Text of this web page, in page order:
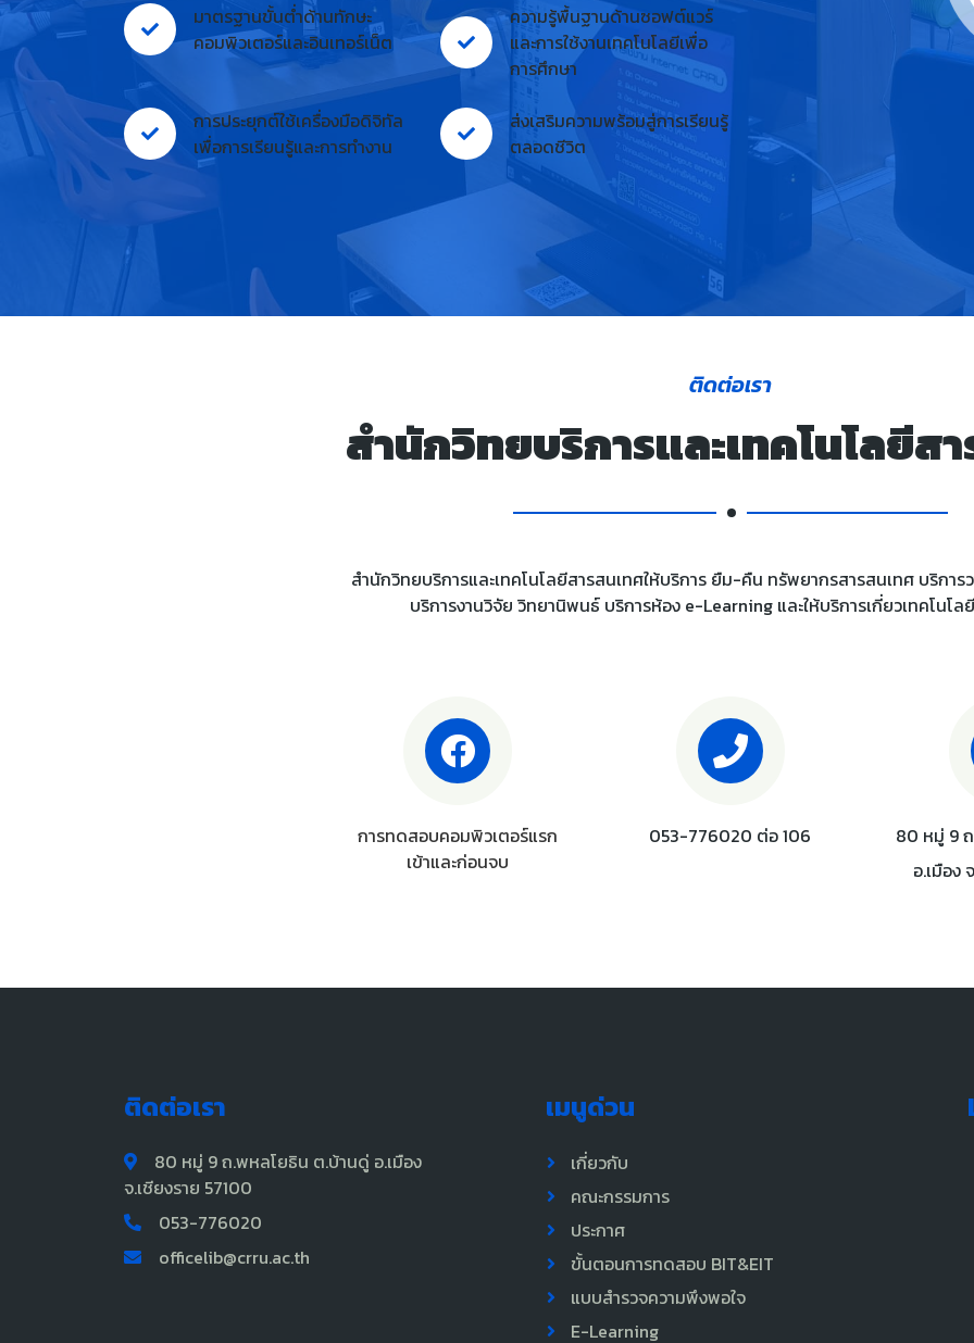
มาตรฐานขั้นต่ำด้านทักษะ
คอมพิวเตอร์และอินเทอร์เน็ต
ความรู้พื้นฐานด้านซอฟต์แวร์
และการใช้งานเทคโนโลยีเพื่อ
การศึกษา
การประยุกต์ใช้เครื่องมือดิจิทัล
เพื่อการเรียนรู้และการทำงาน
ส่งเสริมความพร้อมสู่การเรียนรู้
ตลอดชีวิต
ติดต่อเรา
สำนักวิทยบริการและเทคโนโลยีส
สำนักวิทยบริการและเทคโนโลยีสารสนเทศให้บริการ ยืม-คืน ทรัพยากรสารสนเทศ บริกา
บริการงานวิจัย วิทยานิพนธ์ บริการห้อง e-Learning และให้บริการเกี่ยวเทคโนโล
การทดสอบคอมพิวเตอร์แรก
เข้าและก่อนจบ
053-776020 ต่อ 106
80 หมู่ 9
อ.เมือง
ติดต่อเรา
80 หมู่ 9 ถ.พหลโยธิน ต.บ้านดู่ อ.เมือง
จ.เชียงราย 57100
053-776020
officelib@crru.ac.th
เมนูด่วน
เกี่ยวกับ
คณะกรรมการ
ประกาศ
ขั้นตอนการทดสอบ BIT&EIT
แบบสำรวจความพึงพอใจ
E-Learning